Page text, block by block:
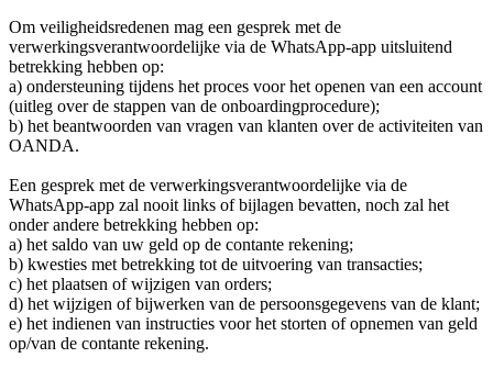
Om veiligheidsredenen mag een gesprek met de
verwerkingsverantwoordelijke via de WhatsApp-app uitsluitend
betrekking hebben op:
a) ondersteuning tijdens het proces voor het openen van een account
(uitleg over de stappen van de onboardingprocedure);
b) het beantwoorden van vragen van klanten over de activiteiten van
OANDA.
Een gesprek met de verwerkingsverantwoordelijke via de
WhatsApp-app zal nooit links of bijlagen bevatten, noch zal het
onder andere betrekking hebben op:
a) het saldo van uw geld op de contante rekening;
b) kwesties met betrekking tot de uitvoering van transacties;
c) het plaatsen of wijzigen van orders;
d) het wijzigen of bijwerken van de persoonsgegevens van de klant;
e) het indienen van instructies voor het storten of opnemen van geld
op/van de contante rekening.